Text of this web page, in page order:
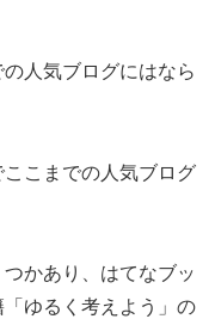
人気ブログにはなら
こまでの人気ブログ
かあり、はてなブッ
ゆるく考えよう」の